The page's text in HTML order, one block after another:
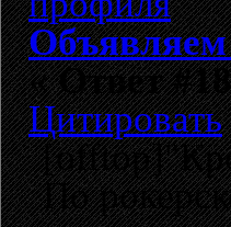
Объявляем
«Ответ
Цитировать
По